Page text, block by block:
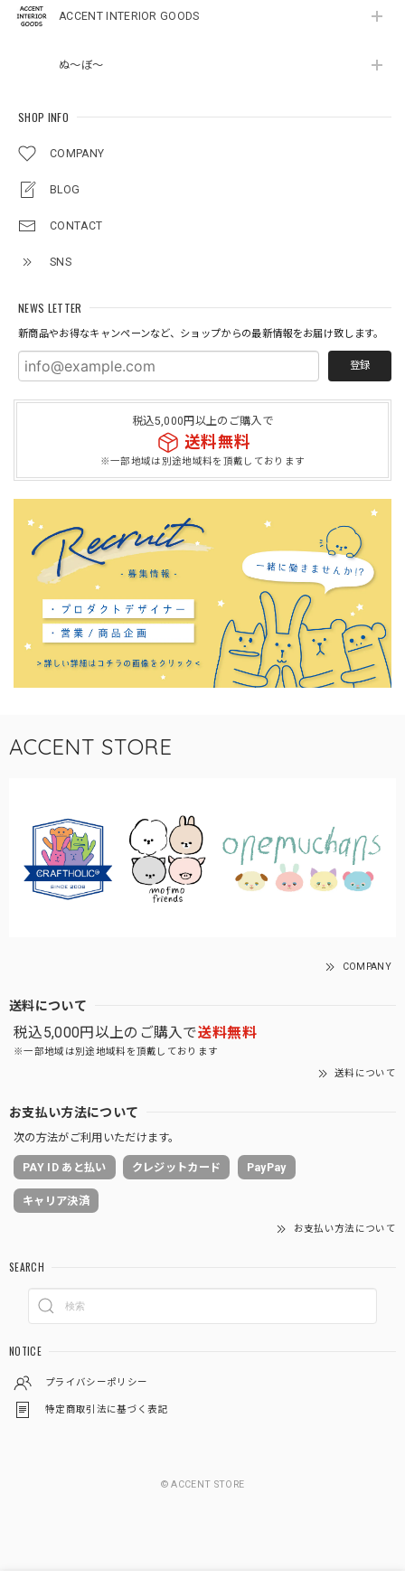
ACCENT INTERIOR GOODS
ぬ～ぼ～
SHOP INFO
COMPANY
BLOG
CONTACT
SNS
NEWS LETTER
新商品やお得なキャンペーンなど、ショップからの最新情報をお届け致します。
登録
税込5,000円以上のご購入で
送料無料
※一部地域は別途地域料を頂戴しております
ACCENT STORE
COMPANY
送料について
税込5,000円以上のご購入で送料無料
※一部地域は別途地域料を頂戴しております
送料について
お支払い方法について
次の方法がご利用いただけます。
PAY ID あと払い クレジットカード PayPay
キャリア決済
お支払い方法について
SEARCH
NOTICE
プライバシーポリシー
特定商取引法に基づく表記
© ACCENT STORE